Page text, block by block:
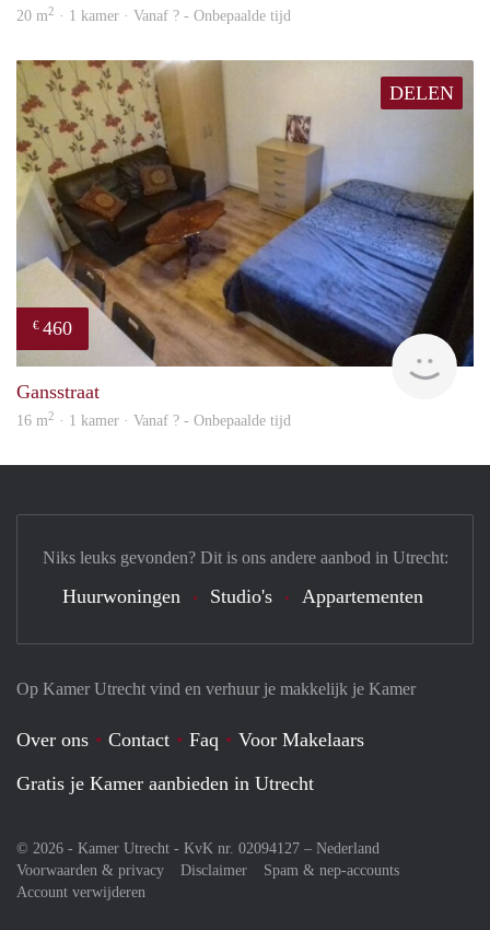
20 m2 · 1 kamer · Vanaf ? - Onbepaalde tijd
DELEN
€ 460
Gansstraat
16 m2 · 1 kamer · Vanaf ? - Onbepaalde tijd
Op Kamer Utrecht vind en verhuur je makkelijk je Kamer
Over ons Contact Faq
Voor Makelaars
Gratis je Kamer aanbieden in Utrecht
© 2026 - Kamer Utrecht - KvK nr. 02094127 – Nederland
Voorwaarden & privacy
Disclaimer
Spam & nep-accounts
Account verwijderen
Niks leuks gevonden? Dit is ons andere aanbod in Utrecht:
Huurwoningen Studio's Appartementen